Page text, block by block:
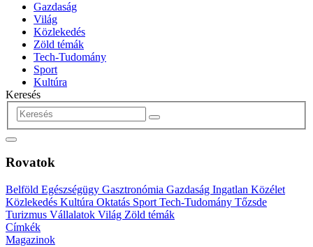
Gazdaság
Világ
Közlekedés
Zöld témák
Tech-Tudomány
Sport
Kultúra
Keresés
Rovatok
Belföld Egészségügy Gasztronómia Gazdaság Ingatlan Közélet
Közlekedés Kultúra Oktatás Sport Tech-Tudomány Tőzsde
Turizmus Vállalatok Világ Zöld témák
Címkék
Magazinok